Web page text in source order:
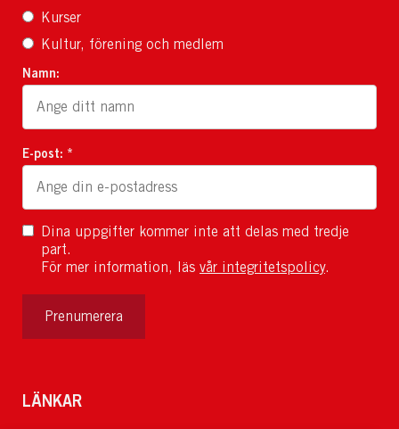
Kurser
Kultur, förening och medlem
Namn:
E-post: *
Dina uppgifter kommer inte att delas med tredje
part.
För mer information, läs vår integritetspolicy.
Prenumerera
LÄNKAR